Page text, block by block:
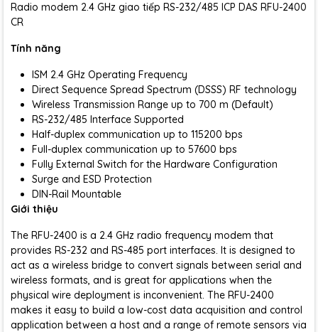
Radio modem 2.4 GHz giao tiếp RS-232/485 ICP DAS RFU-2400
CR
Tính năng
ISM 2.4 GHz Operating Frequency
Direct Sequence Spread Spectrum (DSSS) RF technology
Wireless Transmission Range up to 700 m (Default)
RS-232/485 Interface Supported
Half-duplex communication up to 115200 bps
Full-duplex communication up to 57600 bps
Fully External Switch for the Hardware Configuration
Surge and ESD Protection
DIN-Rail Mountable
Giới thiệu
The RFU-2400 is a 2.4 GHz radio frequency modem that
provides RS-232 and RS-485 port interfaces. It is designed to
act as a wireless bridge to convert signals between serial and
wireless formats, and is great for applications when the
physical wire deployment is inconvenient. The RFU-2400
makes it easy to build a low-cost data acquisition and control
application between a host and a range of remote sensors via